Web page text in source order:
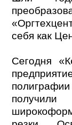
себя как
Сегодня
получили